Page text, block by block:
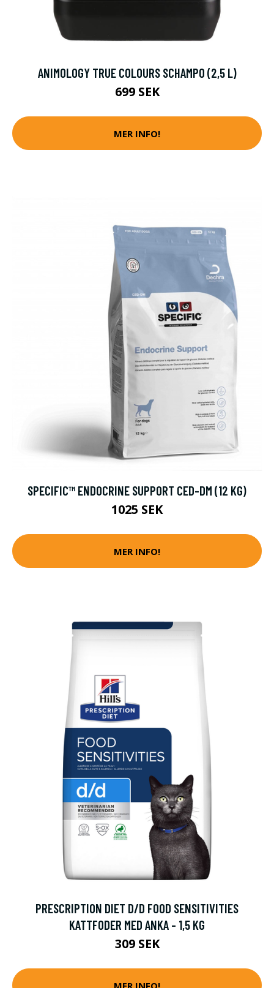
ANIMOLOGY TRUE COLOURS SCHAMPO (2,5 L)
699 SEK
MER INFO!
SPECIFIC™ ENDOCRINE SUPPORT CED-DM (12 KG)
1025 SEK
MER INFO!
PRESCRIPTION DIET D/D FOOD SENSITIVITIES
KATTFODER MED ANKA - 1,5 KG
309 SEK
MER INFO!